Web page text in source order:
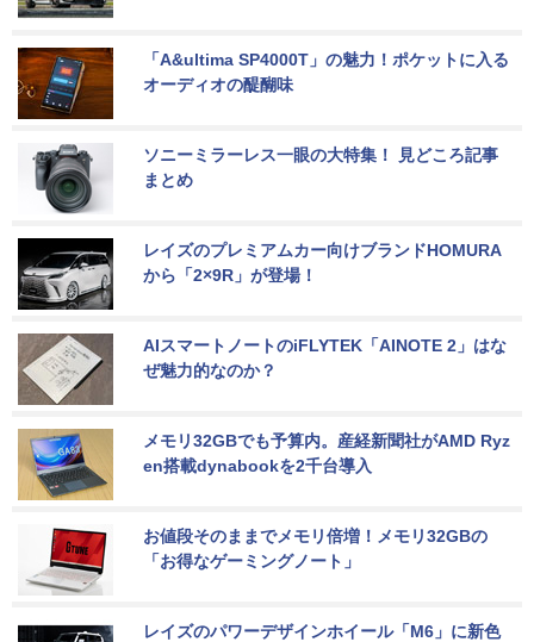
「A&ultima SP4000T」の魅力！ポケットに入る
オーディオの醍醐味
ソニーミラーレス一眼の大特集！ 見どころ記事
まとめ
レイズのプレミアムカー向けブランドHOMURA
から「2×9R」が登場！
AIスマートノートのiFLYTEK「AINOTE 2」はな
ぜ魅力的なのか？
メモリ32GBでも予算内。産経新聞社がAMD Ryz
en搭載dynabookを2千台導入
お値段そのままでメモリ倍増！メモリ32GBの
「お得なゲーミングノート」
レイズのパワーデザインホイール「M6」に新色